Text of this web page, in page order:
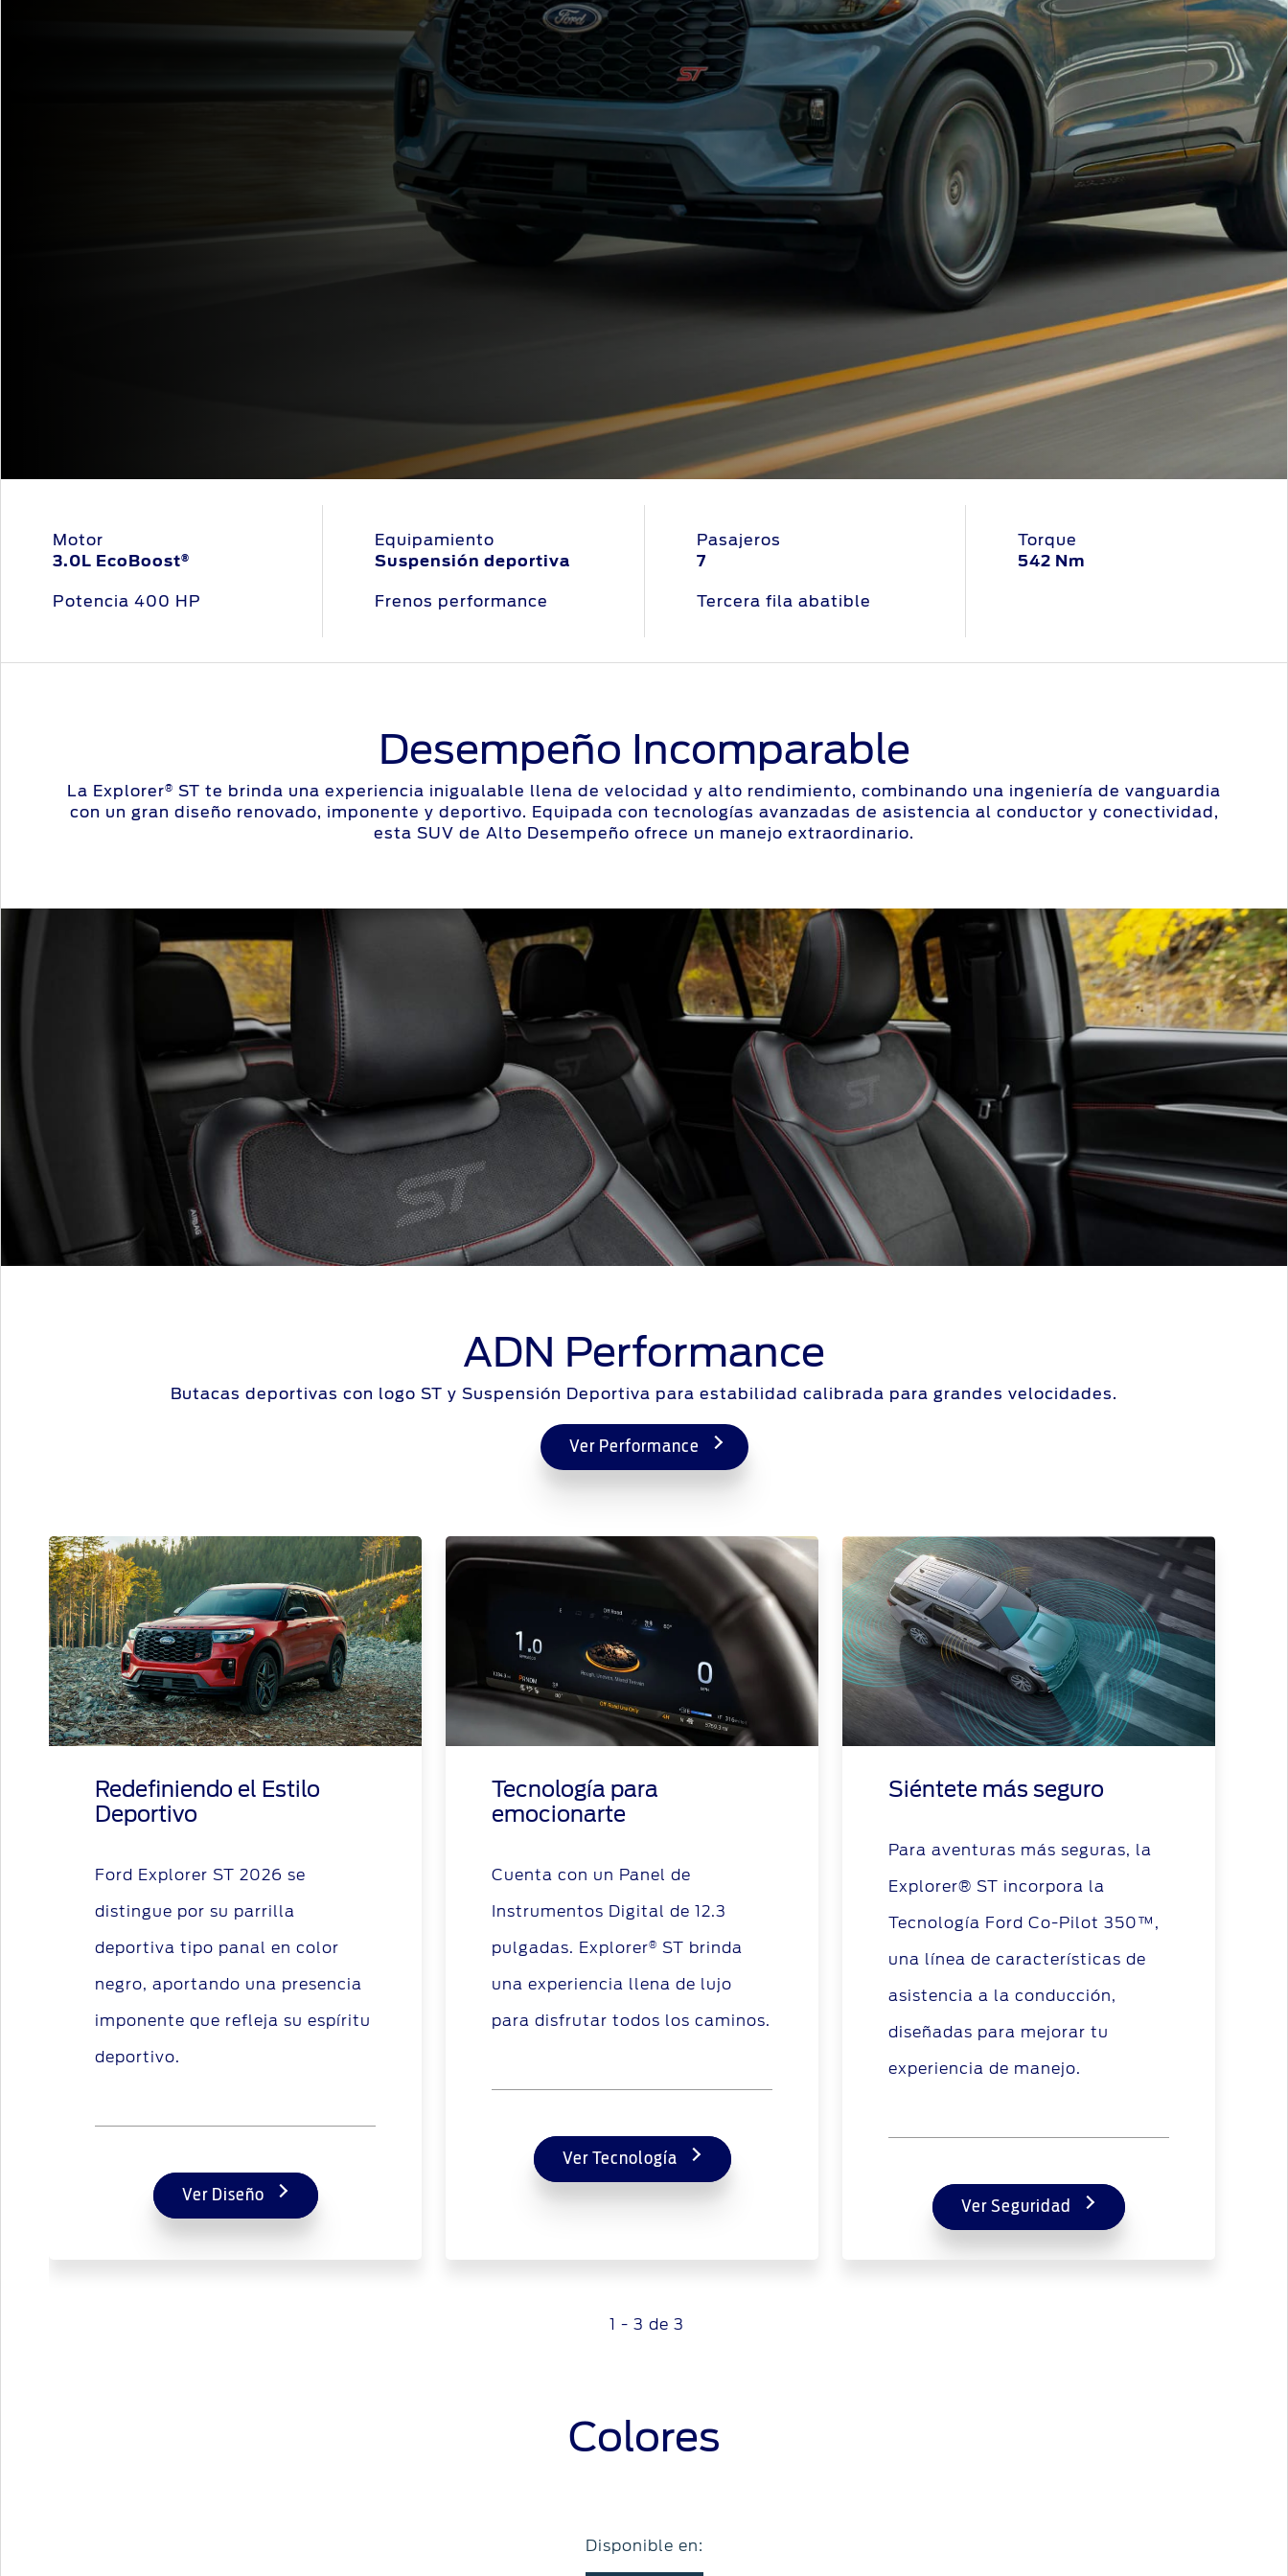
Motor
3.0L EcoBoost®
Potencia 400 HP
Equipamiento
Suspensión deportiva
Frenos performance
Pasajeros
7
Tercera fila abatible
Torque
542 Nm
Desempeño Incomparable
La Explorer® ST te brinda una experiencia inigualable llena de velocidad y alto rendimiento, combinando una ingeniería de vanguardia
con un gran diseño renovado, imponente y deportivo. Equipada con tecnologías avanzadas de asistencia al conductor y conectividad,
esta SUV de Alto Desempeño ofrece un manejo extraordinario.
ADN Performance
Butacas deportivas con logo ST y Suspensión Deportiva para estabilidad calibrada para grandes velocidades.
Ver Performance
Redefiniendo el Estilo
Deportivo
Ford Explorer ST 2026 se
distingue por su parrilla
deportiva tipo panal en color
negro, aportando una presencia
imponente que refleja su espíritu
deportivo.
Ver Diseño
Tecnología para
emocionarte
Cuenta con un Panel de
Instrumentos Digital de 12.3
pulgadas. Explorer® ST brinda
una experiencia llena de lujo
para disfrutar todos los caminos.
Ver Tecnología
Siéntete más seguro
Para aventuras más seguras, la
Explorer® ST incorpora la
Tecnología Ford Co-Pilot 350™,
una línea de características de
asistencia a la conducción,
diseñadas para mejorar tu
experiencia de manejo.
Ver Seguridad
1 - 3 de 3
Colores
Disponible en: